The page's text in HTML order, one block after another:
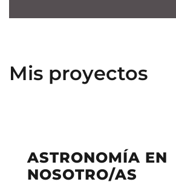
Mis proyectos
ASTRONOMÍA EN
NOSOTRO/AS